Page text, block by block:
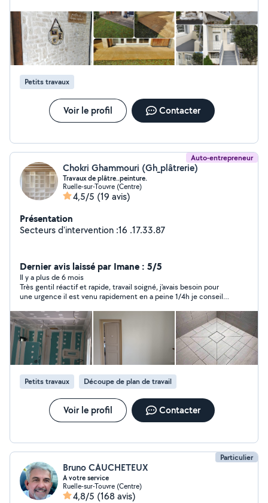
et jardins, tonte, taille de haies, débroussaillage, petit
élagage, évacuation des végétaux, arrosage des
jardins). Le nettoyage courant du bâtiment (nettoyage
toiture, façade, terrasse, dallage, panneaux solaire,
piscine, monuments funéraires)
Petits travaux
Voir le profil Contacter
Auto-entrepreneur
Chokri Ghammouri (Gh_plâtrerie)
Travaux de plâtre..peinture.
Ruelle-sur-Touvre (Centre)
4,5/5 (19 avis)
Présentation
Secteurs d'intervention :16 .17.33.87
Dernier avis laissé par Imane : 5/5
Il y a plus de 6 mois
Très gentil réactif et rapide, travail soigné, j'avais besoin pour
une urgence il est venu rapidement en a peine 1/4h je conseille
Petits travaux Découpe de plan de travail
Voir le profil Contacter
Particulier
Bruno CAUCHETEUX
A votre service
Ruelle-sur-Touvre (Centre)
4,8/5 (168 avis)